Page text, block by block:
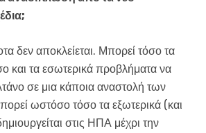
δεν αποκλείεται. Μπορεί τόσο τα
και τα εσωτερικά προβλήματα να
σε μια κάποια αναστολή των
ωστόσο τόσο τα εξωτερικά (και
στις ΗΠΑ μέχρι την